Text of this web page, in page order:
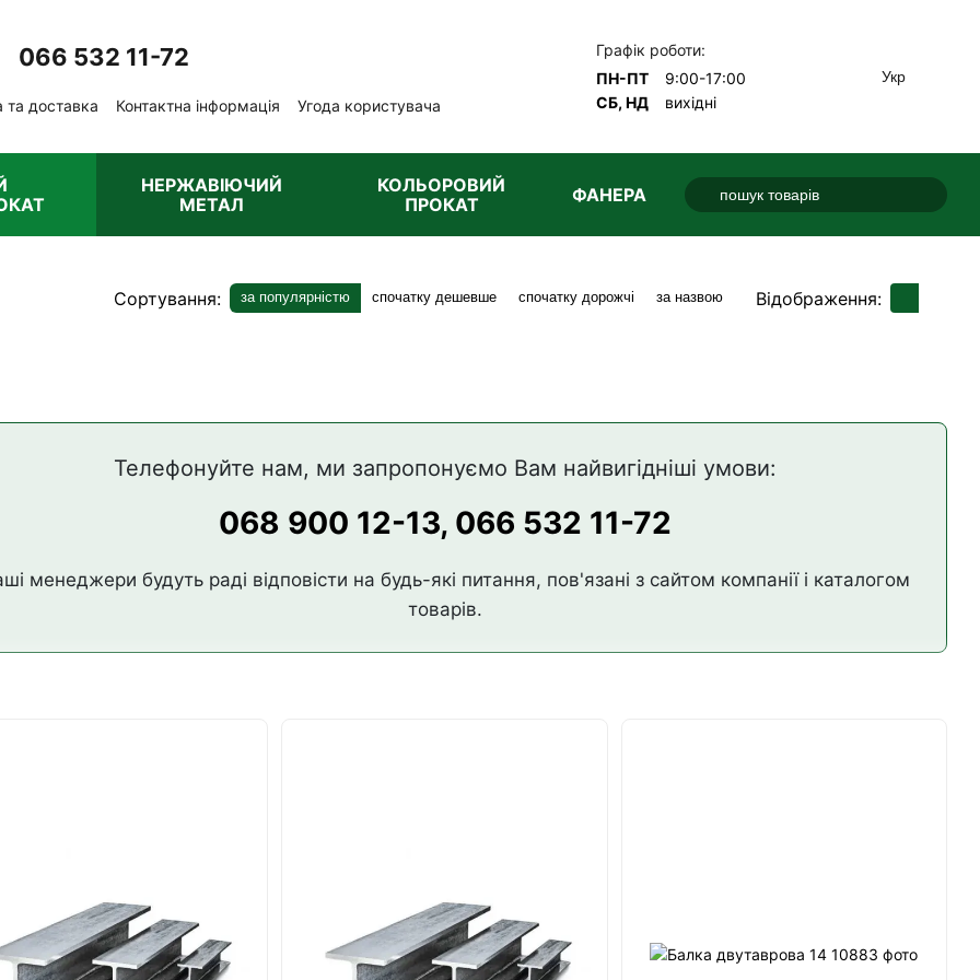
066 532 11-72
та доставка Контактна інформація
Угода користувача
Графік роботи:
ПН-ПТ
9:00-17:00
СБ, НД
вихідні
Укр
НЕРЖАВІЮЧИЙ
МЕТАЛ
КОЛЬОРОВИЙ
ПРОКАТ
ФАНЕРА
Сортування: за популярністю спочатку дешевше спочатку дорожчі за назвою Відображення:
Телефонуйте нам, ми запропонуємо Вам найвигідніші умови:
068 900 12-13, 066 532 11-72
менеджери будуть раді відповісти на будь-які питання, пов'язані з сайтом компанії і каталогом
товарів.